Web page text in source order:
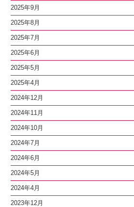
2025年9月
2025年8月
2025年7月
2025年6月
2025年5月
2025年4月
2024年12月
2024年11月
2024年10月
2024年7月
2024年6月
2024年5月
2024年4月
2023年12月